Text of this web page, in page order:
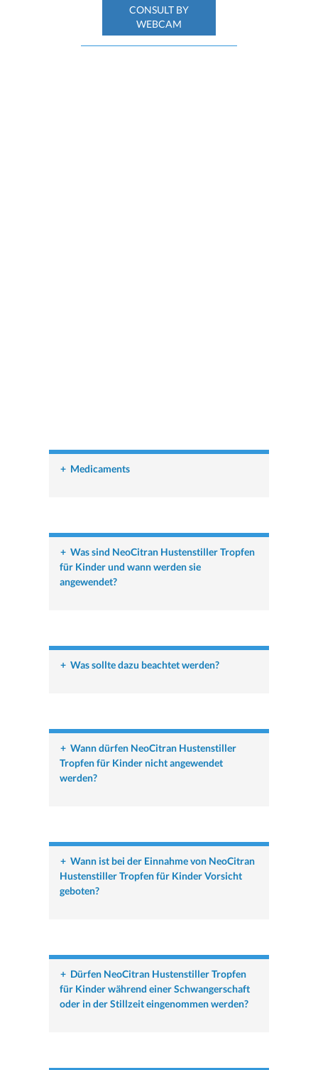
CONSULT BY
WEBCAM
+ Medicaments
+ Was sind NeoCitran Hustenstiller Tropfen
für Kinder und wann werden sie
angewendet?
+ Was sollte dazu beachtet werden?
+ Wann dürfen NeoCitran Hustenstiller
Tropfen für Kinder nicht angewendet
werden?
+ Wann ist bei der Einnahme von NeoCitran
Hustenstiller Tropfen für Kinder Vorsicht
geboten?
+ Dürfen NeoCitran Hustenstiller Tropfen
für Kinder während einer Schwangerschaft
oder in der Stillzeit eingenommen werden?